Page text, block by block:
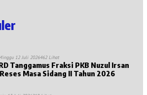
12 Juli 2026462 Lihat
Irsan
Laksanakan Reses Masa Sidang II Tahun 2026